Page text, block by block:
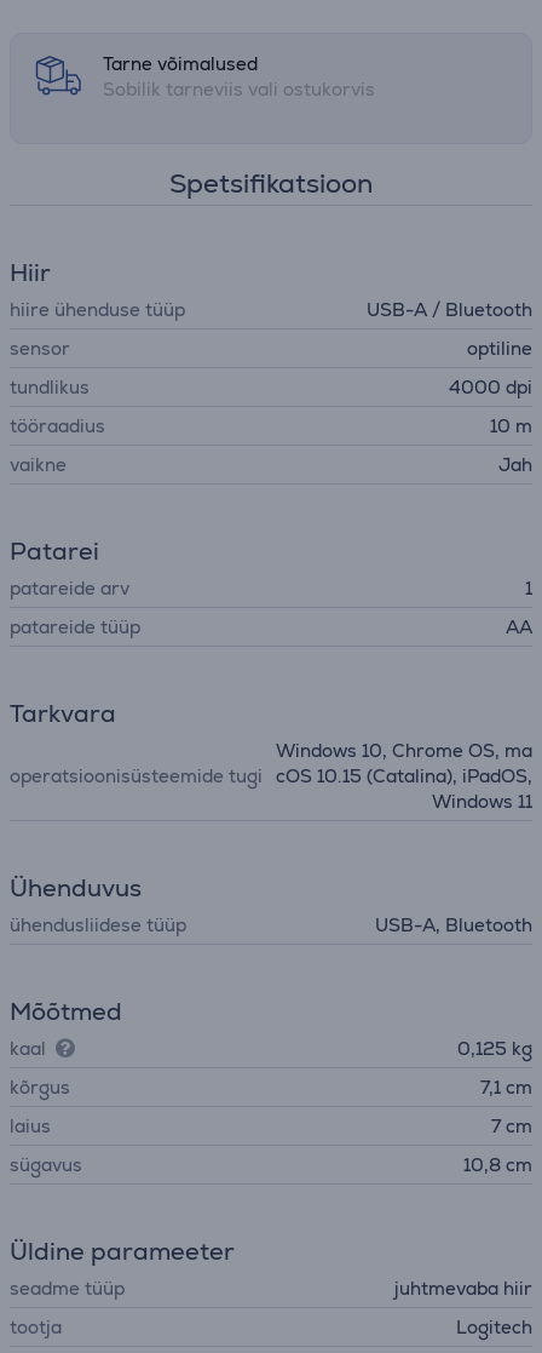
Tarne võimalused
Sobilik tarneviis vali ostukorvis
Spetsifikatsioon
Hiir
hiire ühenduse tüüp
USB-A / Bluetooth
sensor
optiline
tundlikus
4000 dpi
tööraadius
10 m
vaikne
Jah
Patarei
patareide arv
1
patareide tüüp
AA
Tarkvara
operatsioonisüsteemide tugi
Windows 10, Chrome OS, ma
cOS 10.15 (Catalina), iPadOS,
Windows 11
Ühenduvus
ühendusliidese tüüp USB-A, Bluetooth
Mõõtmed
kaal
0,125 kg
kõrgus
7,1 cm
laius
7 cm
sügavus
10,8 cm
Üldine parameeter
seadme tüüp
juhtmevaba hiir
tootja
Logitech